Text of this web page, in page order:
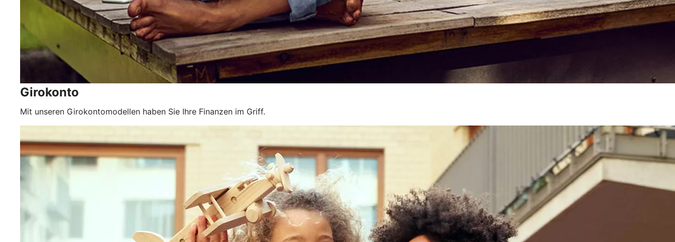
Girokonto
Mit unseren Girokontomodellen haben Sie Ihre Finanzen im Griff.